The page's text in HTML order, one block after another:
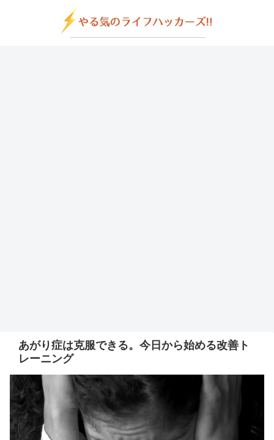
あがり症は克服できる。今日から始める改善ト
レーニング